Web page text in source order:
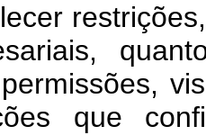
restrições,
que